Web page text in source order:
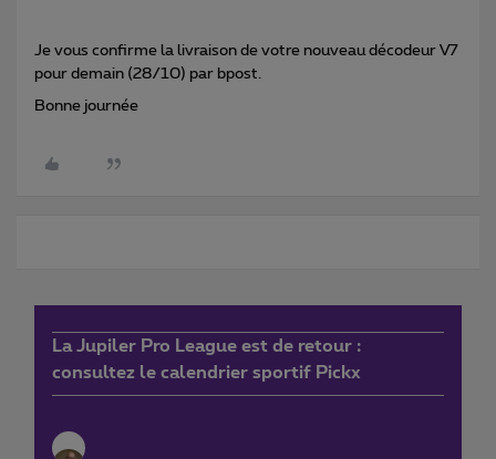
Je vous confirme la livraison de votre nouveau décodeur V7
pour demain (28/10) par bpost.
Bonne journée
La Jupiler Pro League est de retour :
consultez le calendrier sportif Pickx